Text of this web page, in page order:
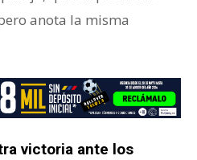
anota la misma
victoria ante los